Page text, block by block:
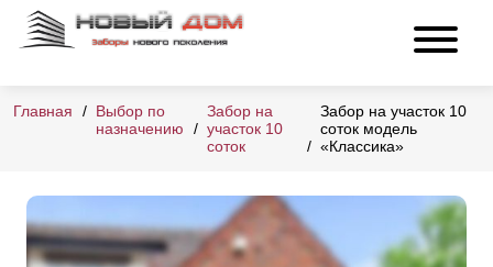
Главная
Выбор по
назначению
Забор на
участок 10
соток
Забор на участок 10
соток модель
«Классика»